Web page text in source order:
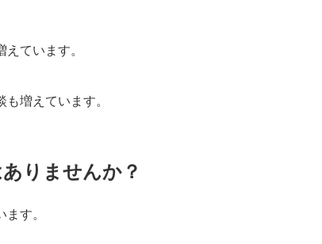
ています。
増えています。
りませんか？
す。